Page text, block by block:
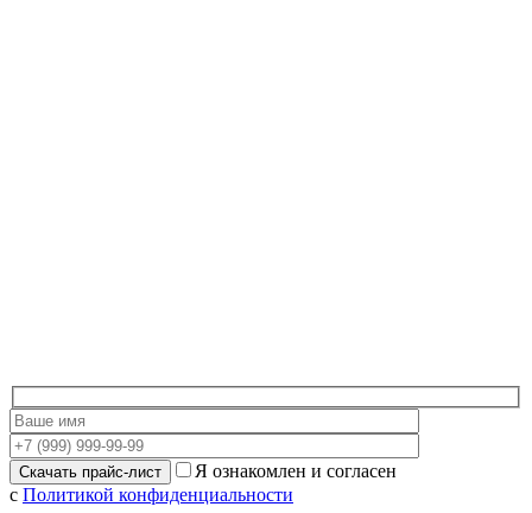
Я ознакомлен и согласен
с Политикой конфиденциальности